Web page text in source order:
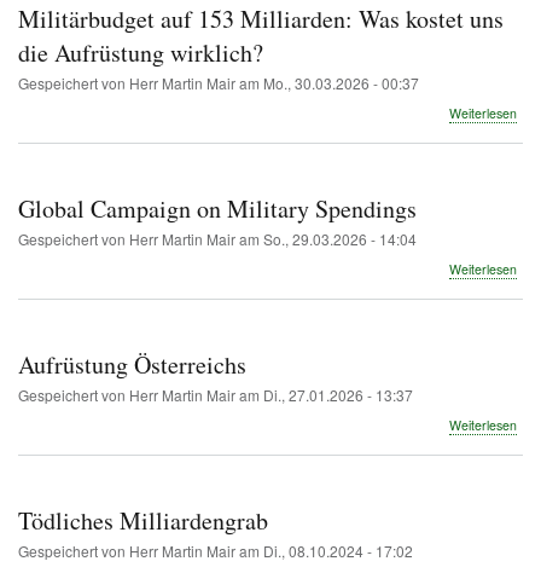
Militärbudget auf 153 Milliarden: Was kostet uns
die Aufrüstung wirklich?
Gespeichert von Herr Martin Mairam Mo., 30.03.2026 - 00:37
Weiterlesen
die
Global Campaign on Military Spendings
Gespeichert von Herr Martin Mairam So., 29.03.2026 - 14:04
Weiterlesen
Aufrüstung Österreichs
Gespeichert von Herr Martin Mairam Di., 27.01.2026 - 13:37
Weiterlesen
Tödliches Milliardengrab
Gespeichert von Herr Martin Mairam Di., 08.10.2024 - 17:02